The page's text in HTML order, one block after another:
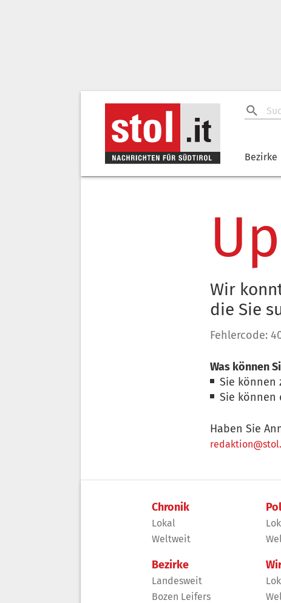
Bezirke
Wir
die Sie
Fehlercode:
Was können
Sie können
Sie
Haben Sie
Chronik
Lokal
Weltweit
Bezirke
Landesweit
Bozen Leifers